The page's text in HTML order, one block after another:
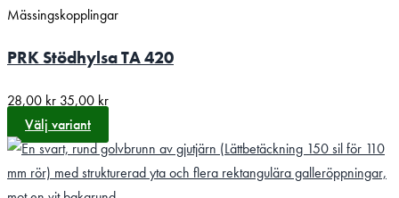
Mässingskopplingar
PRK Stödhylsa TA 420
28,00 kr 35,00 kr
Välj variant